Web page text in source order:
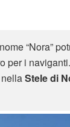
“Nora”
per i
Stele di